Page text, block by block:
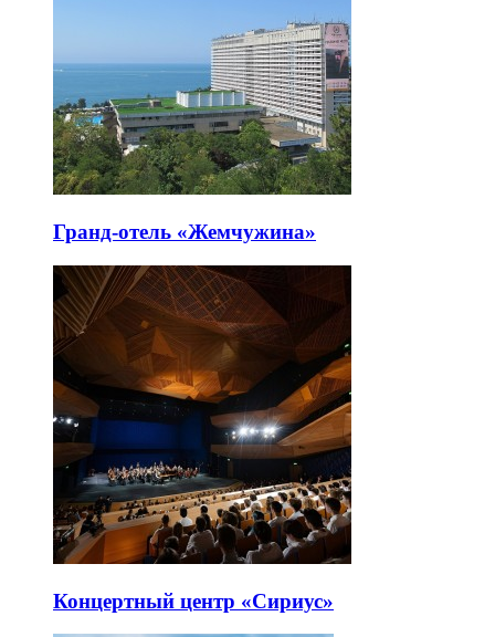
Гранд-отель «Жемчужина»
Концертный центр «Сириус»